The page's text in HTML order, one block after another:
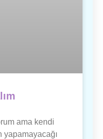
ama kendi
yapamayacağı